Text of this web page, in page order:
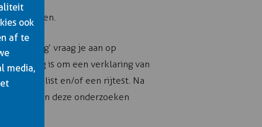
maken.
vraag je aan op
nodig is om een verklaring van
specialist en/of een rijtest. Na
van deze onderzoeken
ook
af te
media,